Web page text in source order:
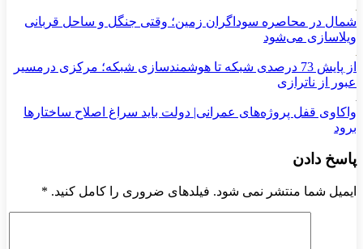
شمال در محاصره سوداگران زمین؛ وقتی جنگل و ساحل قربانی
ویلاسازی می‌شود
از پایش 73 درصدی شبکه تا هوشمندسازی شبکه؛ مرکزی درمسیر
عبور از ناترازی
واکاوی قفل پروژه‌های عمرانی| دولت باید سراغ اصلاح ساختارها
برود
پاسخ دادن
ایمیل شما منتشر نمی شود. فیلدهای ضروری را کامل کنید. *